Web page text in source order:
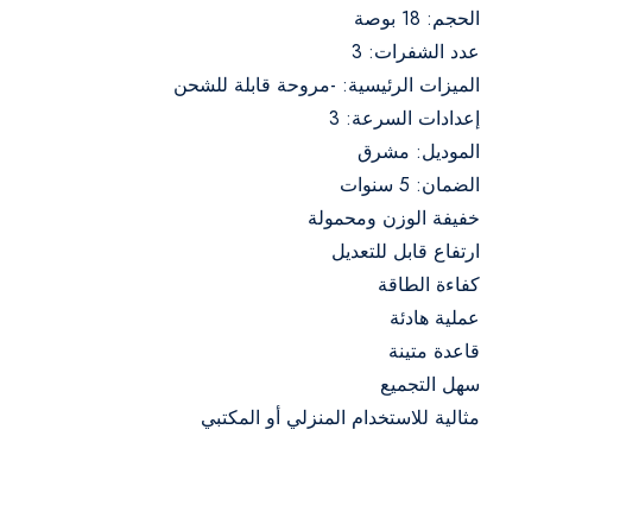
الحجم: 18 بوصة
عدد الشفرات: 3
الميزات الرئيسية: -مروحة قابلة للشحن
إعدادات السرعة: 3
الموديل: مشرق
الضمان: 5 سنوات
خفيفة الوزن ومحمولة
ارتفاع قابل للتعديل
كفاءة الطاقة
عملية هادئة
قاعدة متينة
سهل التجميع
مثالية للاستخدام المنزلي أو المكتبي